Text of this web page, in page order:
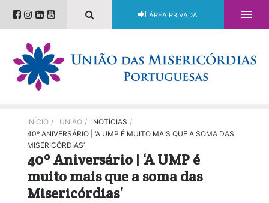
ÁREA PRIVADA 
INÍCIO / UNIÃO / NOTÍCIAS /
40º ANIVERSÁRIO | ‘A UMP É MUITO MAIS QUE A SOMA DAS
MISERICÓRDIAS’
40º Aniversário | ‘A UMP é
muito mais que a soma das
Misericórdias’